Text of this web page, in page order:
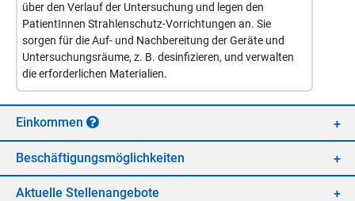
über den Verlauf der Untersuchung und legen den
PatientInnen Strahlenschutz-Vorrichtungen an. Sie
sorgen für die Auf- und Nachbereitung der Geräte und
Untersuchungsräume, z. B. desinfizieren, und verwalten
die erforderlichen Materialien.
Ein­kom­men
Be­schäf­ti­gungs­mög­lich­kei­ten
Ak­tu­el­le Stel­len­an­ge­bo­te